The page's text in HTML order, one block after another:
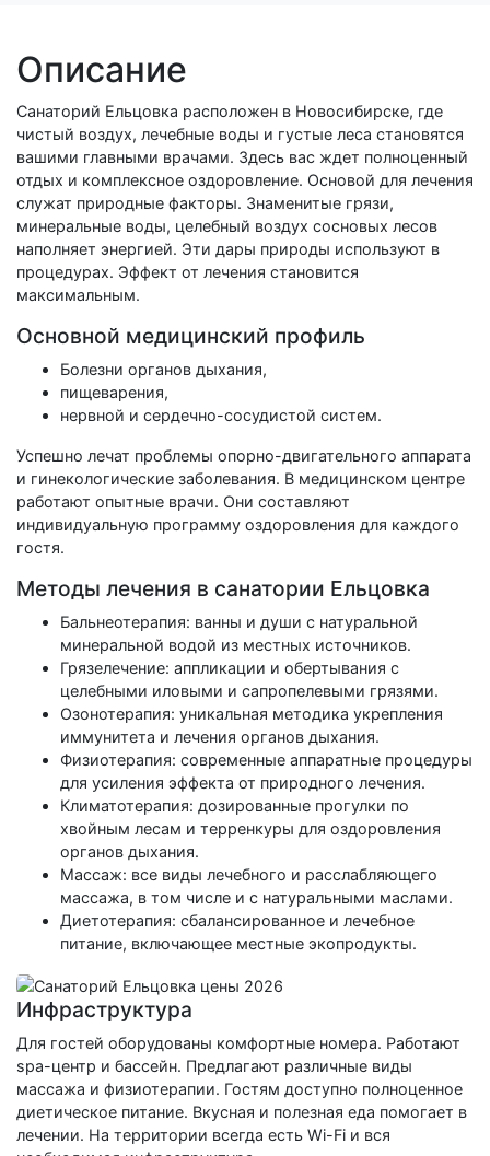
Описание
Санаторий Ельцовка расположен в Новосибирске, где
чистый воздух, лечебные воды и густые леса становятся
вашими главными врачами. Здесь вас ждет полноценный
отдых и комплексное оздоровление. Основой для лечения
служат природные факторы. Знаменитые грязи,
минеральные воды, целебный воздух сосновых лесов
наполняет энергией. Эти дары природы используют в
процедурах. Эффект от лечения становится
максимальным.
Основной медицинский профиль
Болезни органов дыхания,
пищеварения,
нервной и сердечно-сосудистой систем.
Успешно лечат проблемы опорно-двигательного аппарата
и гинекологические заболевания. В медицинском центре
работают опытные врачи. Они составляют
индивидуальную программу оздоровления для каждого
гостя.
Методы лечения в санатории Ельцовка
Бальнеотерапия: ванны и души с натуральной
минеральной водой из местных источников.
Грязелечение: аппликации и обертывания с
целебными иловыми и сапропелевыми грязями.
Озонотерапия: уникальная методика укрепления
иммунитета и лечения органов дыхания.
Физиотерапия: современные аппаратные процедуры
для усиления эффекта от природного лечения.
Климатотерапия: дозированные прогулки по
хвойным лесам и терренкуры для оздоровления
органов дыхания.
Массаж: все виды лечебного и расслабляющего
массажа, в том числе и с натуральными маслами.
Диетотерапия: сбалансированное и лечебное
питание, включающее местные экопродукты.
Инфраструктура
Для гостей оборудованы комфортные номера. Работают
spa-центр и бассейн. Предлагают различные виды
массажа и физиотерапии. Гостям доступно полноценное
диетическое питание. Вкусная и полезная еда помогает в
лечении. На территории всегда есть Wi-Fi и вся